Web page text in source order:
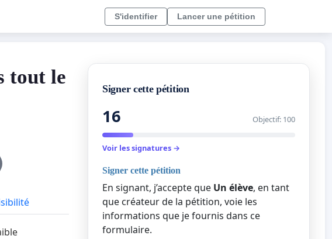
S'identifier Lancer une pétition
tout le
Signer cette pétition
16 Objectif: 100
Voir les signatures →
Signer cette pétition
En signant, j’accepte que Un élève, en tant
que créateur de la pétition, voie les
informations que je fournis dans ce
formulaire.